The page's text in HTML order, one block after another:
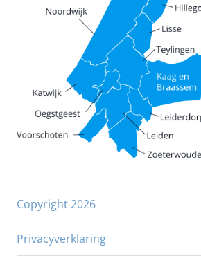
Copyright 2026
Privacyverklaring